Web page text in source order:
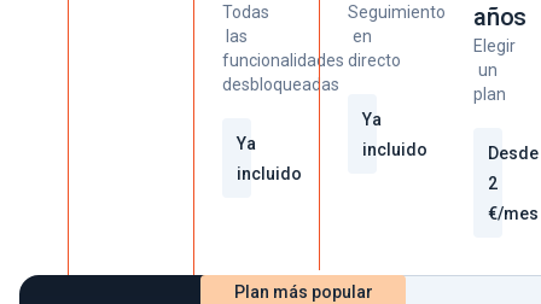
Todas
las
funcionalidades
desbloqueadas
Ya
incluido
Seguimiento
en
directo
Ya
incluido
años
Elegir
un
plan
Desde
2
€/mes
Plan más popular